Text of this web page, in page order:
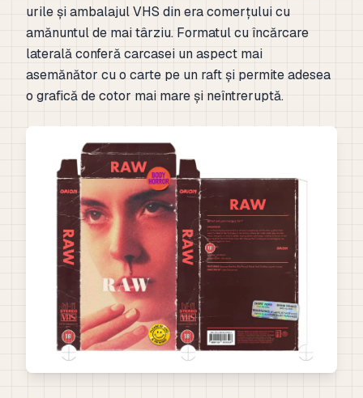
urile și ambalajul VHS din era comerțului cu
amănuntul de mai târziu. Formatul cu încărcare
laterală conferă carcasei un aspect mai
asemănător cu o carte pe un raft și permite adesea
o grafică de cotor mai mare și neîntreruptă.